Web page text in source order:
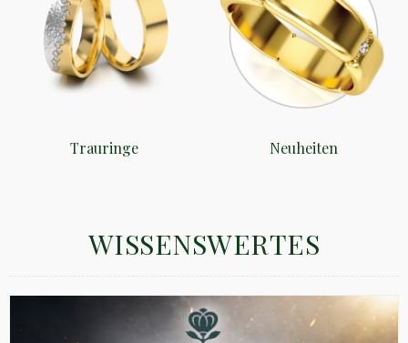
Trauringe Neuheiten
WISSENSWERTES